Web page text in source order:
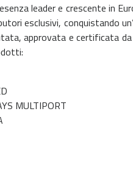
leader e crescente in
esclusivi, conquistando
approvata e certificata da
MULTIPORT